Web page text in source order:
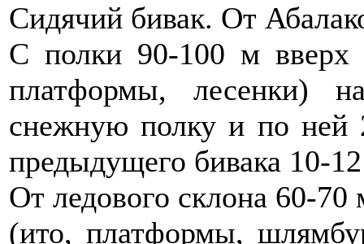
Сидячий бивак. От
С полки 90-100 м вверх
платформы, лесенки)
снежную полку и по ней
предыдущего бивака 10-
От ледового склона 60-70
(ито, платформы,